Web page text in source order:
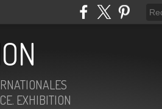
EXHIBITION